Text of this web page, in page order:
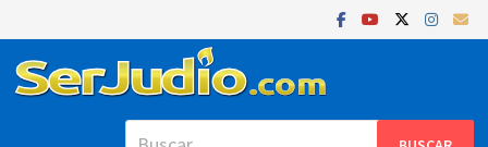
al
contenido
Buscar: